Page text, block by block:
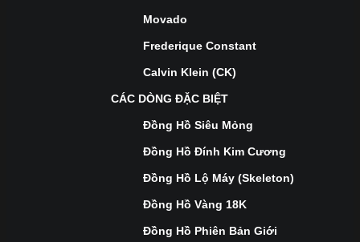
Movado
Frederique Constant
Calvin Klein (CK)
CÁC DÒNG ĐẶC BIỆT
Đồng Hồ Siêu Mỏng
Đồng Hồ Đính Kim Cương
Đồng Hồ Lộ Máy (Skeleton)
Đồng Hồ Vàng 18K
Đồng Hồ Phiên Bản Giới